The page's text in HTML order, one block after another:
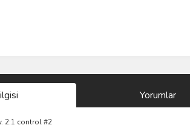
Yorumlar
2:1 control #2